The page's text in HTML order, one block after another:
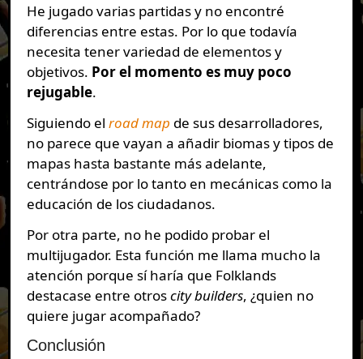
He jugado varias partidas y no encontré
diferencias entre estas. Por lo que todavía
necesita tener variedad de elementos y
objetivos. Por el momento es muy poco
rejugable.
Siguiendo el road map de sus desarrolladores,
no parece que vayan a añadir biomas y tipos de
mapas hasta bastante más adelante,
centrándose por lo tanto en mecánicas como la
educación de los ciudadanos.
Por otra parte, no he podido probar el
multijugador. Esta función me llama mucho la
atención porque sí haría que Folklands
destacase entre otroscity builders, ¿quien no
quiere jugar acompañado?
Conclusión